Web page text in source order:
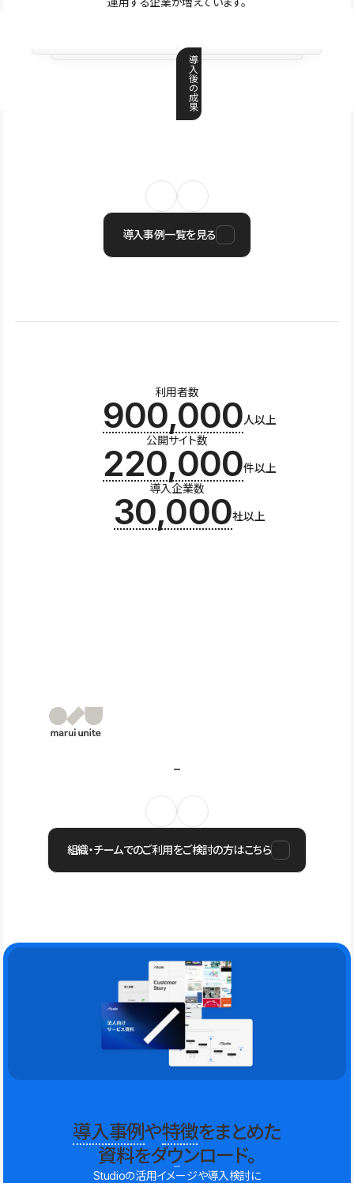
導
入
後
の
成
果
導入事例一覧を見る
利用者数
900,000人以上
公開サイト数
220,000件以上
導入企業数
30,000社以上
組織・チームでのご利用をご検討の方はこちら
導入事例や特徴をまとめた
資料をダウンロード。
Studioの活用イメージや導入検討に